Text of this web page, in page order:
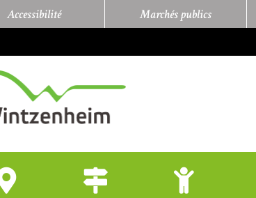
Accessibilité Marchés publics